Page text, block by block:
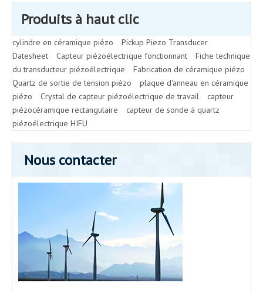
Produits à haut clic
cylindre en céramique piézo
Pickup Piezo Transducer
Datesheet
Capteur piézoélectrique fonctionnant
Fiche technique
du transducteur piézoélectrique
Fabrication de céramique piézo
Quartz de sortie de tension piézo
plaque d'anneau en céramique
piézo
Crystal de capteur piézoélectrique de travail
capteur
piézocéramique rectangulaire
capteur de sonde à quartz
piézoélectrique HIFU
Nous contacter